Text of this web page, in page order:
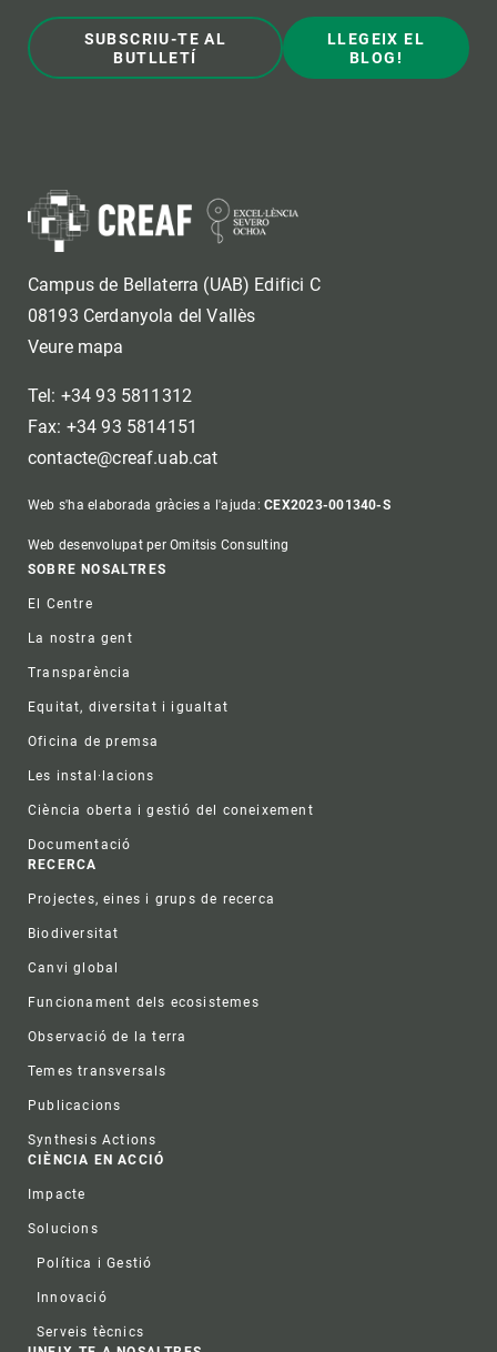
SUBSCRIU-TE AL
BUTLLETÍ
LLEGEIX EL
BLOG!
Campus de Bellaterra (UAB) Edifici C
08193 Cerdanyola del Vallès
Veure mapa
Tel: +34 93 5811312
Fax: +34 93 5814151
contacte@creaf.uab.cat
Web s'ha elaborada gràcies a l'ajuda:CEX2023-001340-S
Web desenvolupat per Omitsis Consulting
Footer
SOBRE NOSALTRES
El Centre
La nostra gent
Transparència
Equitat, diversitat i igualtat
Oficina de premsa
Les instal·lacions
Ciència oberta i gestió del coneixement
Documentació
RECERCA
Projectes, eines i grups de recerca
Biodiversitat
Canvi global
Funcionament dels ecosistemes
Observació de la terra
Temes transversals
Publicacions
Synthesis Actions
CIÈNCIA EN ACCIÓ
Impacte
Solucions
Política i Gestió
Innovació
Serveis tècnics